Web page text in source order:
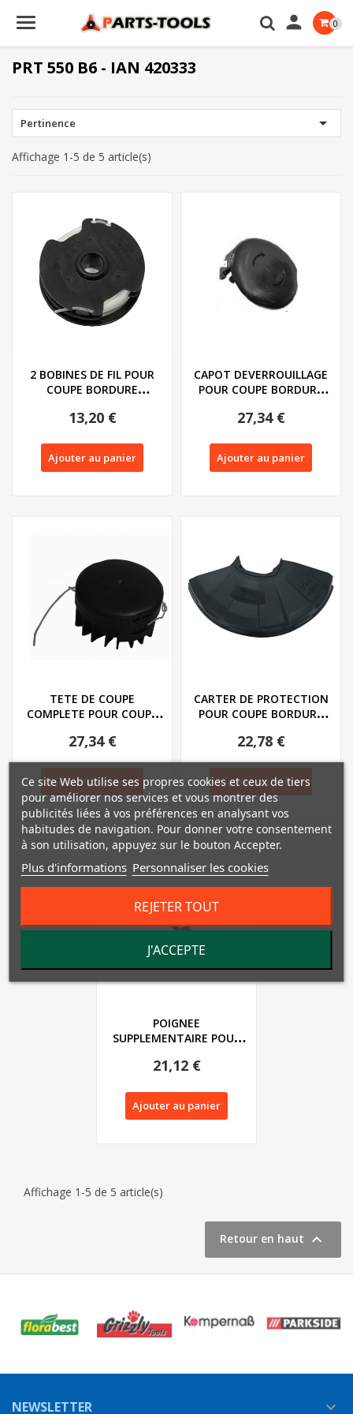
 0
PRT 550 B6 - IAN 420333
Pertinence 
Affichage 1-5 de 5 article(s)
2 BOBINES DE FIL POUR
COUPE BORDURE
13,20 €
Ajouter au panier
CAPOT DEVERROUILLAGE
POUR COUPE BORDURE
27,34 €
Ajouter au panier
TETE DE COUPE
COMPLETE POUR COUPE
27,34 €
Ajouter au panier
CARTER DE PROTECTION
POUR COUPE BORDURE
22,78 €
Ajouter au panier
POIGNEE
SUPPLEMENTAIRE POUR
PARKSIDE PRT...
21,12 €
Ajouter au panier
Affichage 1-5 de 5 article(s)
Retour en haut 
NEWSLETTER 
Ce site Web utilise ses propres cookies et ceux de tiers
pour améliorer nos services et vous montrer des
publicités liées à vos préférences en analysant vos
habitudes de navigation. Pour donner votre consentement
à son utilisation, appuyez sur le bouton Accepter.
Plus d'informations Personnaliser les cookies
REJETER TOUT
J'ACCEPTE